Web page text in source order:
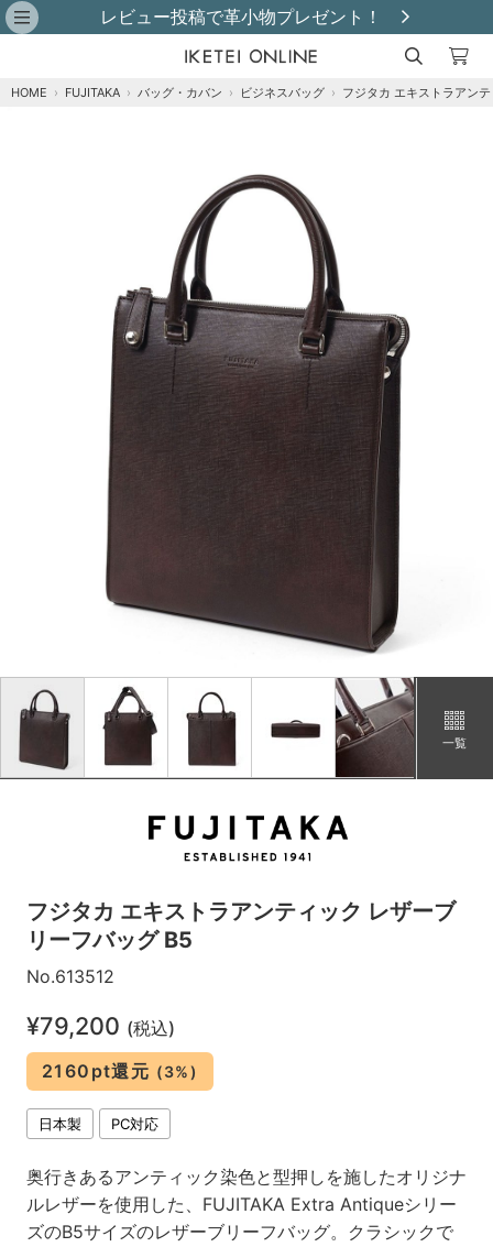
レビュー投稿で革小物プレゼント！
HOME › FUJITAKA › バッグ・カバン › ビジネスバッグ › フジタカ エキストラアン
一覧
フジタカ エキストラアンティック レザーブ
リーフバッグ B5
No.613512
¥79,200 (税込)
2160pt還元 (3%)
日本製 PC対応
奥行きあるアンティック染色と型押しを施したオリジナ
ルレザーを使用した、FUJITAKA Extra Antiqueシリー
ズのB5サイズのレザーブリーフバッグ。クラシックで
商品到着後にレビュー投稿で【選べる特典】プ
レゼント！※特典はレビュー確認後、2週間以内
に【ご注文者様のご住所】へ発送いたします。
クロ
在庫あり
カートに追加
チョコ
在庫あり
カートに追加
カートに追加
コン
カートに追加